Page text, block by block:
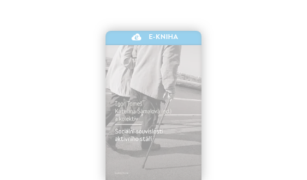
E-KNIHA